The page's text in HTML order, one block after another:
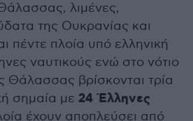
λιμένες,
της Ουκρανίας και
πέντε πλοία υπό ελληνική
ναυτικούς ενώ στο νότιο
βρίσκονται τρία
σημαία με 24 Έλληνες
έχουν αποπλεύσει από